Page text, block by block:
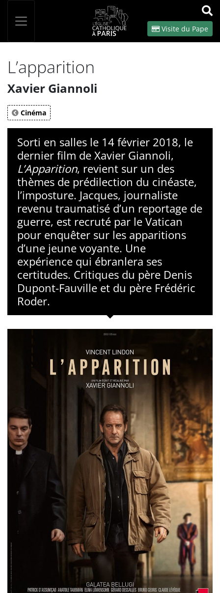
OK
Visite du Pape
L’apparition
Xavier Giannoli
Cinéma
Sorti en salles le 14 février 2018, le
dernier film de Xavier Giannoli,
L’Apparition, revient sur un des
thèmes de prédilection du cinéaste,
l’imposture. Jacques, journaliste
revenu traumatisé d’un reportage de
guerre, est recruté par le Vatican
pour enquêter sur les apparitions
d’une jeune voyante. Une
expérience qui ébranlera ses
certitudes. Critiques du père Denis
Dupont-Fauville et du père Frédéric
Roder.
Panneau de gestion des cookies